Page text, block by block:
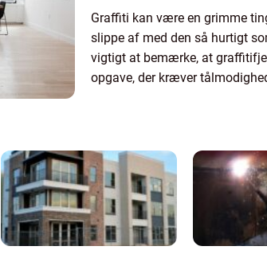
Graffiti kan være en grimme
slippe af med den så hurtigt
vigtigt at bemærke, at
opgave, der kræver